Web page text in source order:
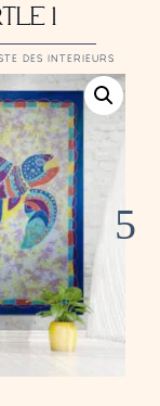
1
DES INTERIEURS